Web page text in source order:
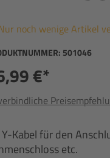
noch wenige Artikel
501046
€*
Y-Kabel für den
etc.